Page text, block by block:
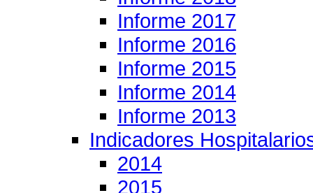
Informe 2017
Informe 2016
Informe 2015
Informe 2014
Informe 2013
Indicadores
2014
2015